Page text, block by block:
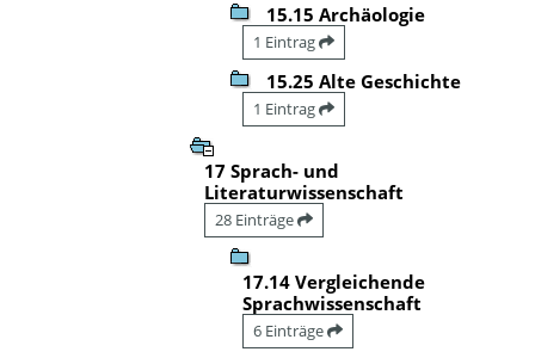
15.15 Archäologie
1 Eintrag
15.25 Alte Geschichte
1 Eintrag
17 Sprach- und
Literaturwissenschaft
28 Einträge
17.14 Vergleichende
Sprachwissenschaft
6 Einträge